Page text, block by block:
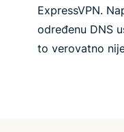
ExpressVPN.
određenu DNS
to verovatno